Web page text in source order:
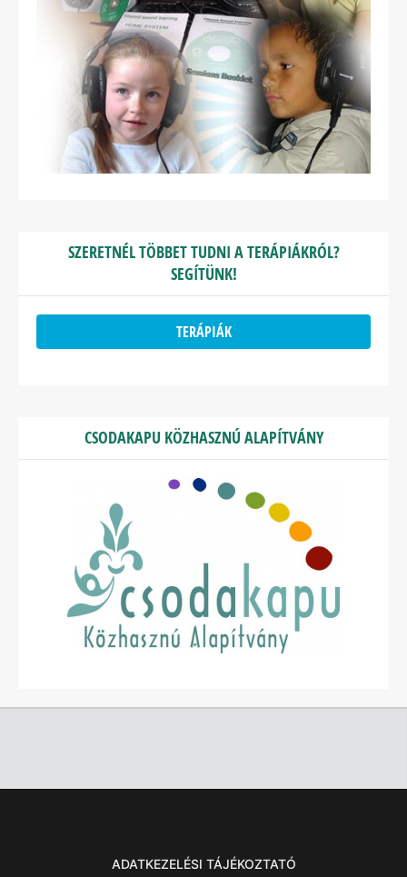
SZERETNÉL TÖBBET TUDNI A TERÁPIÁKRÓL?
SEGÍTÜNK!
TERÁPIÁK
CSODAKAPU KÖZHASZNÚ ALAPÍTVÁNY
ADATKEZELÉSI TÁJÉKOZTATÓ